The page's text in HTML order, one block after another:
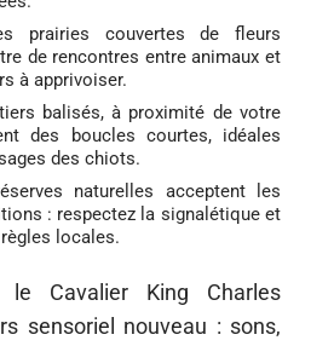
prairies couvertes de fleurs
de rencontres entre animaux et
à apprivoiser.
balisés, à proximité de votre
des boucles courtes, idéales
des chiots.
naturelles acceptent les
: respectez la signalétique et
locales.
Cavalier King Charles
sensoriel nouveau : sons,